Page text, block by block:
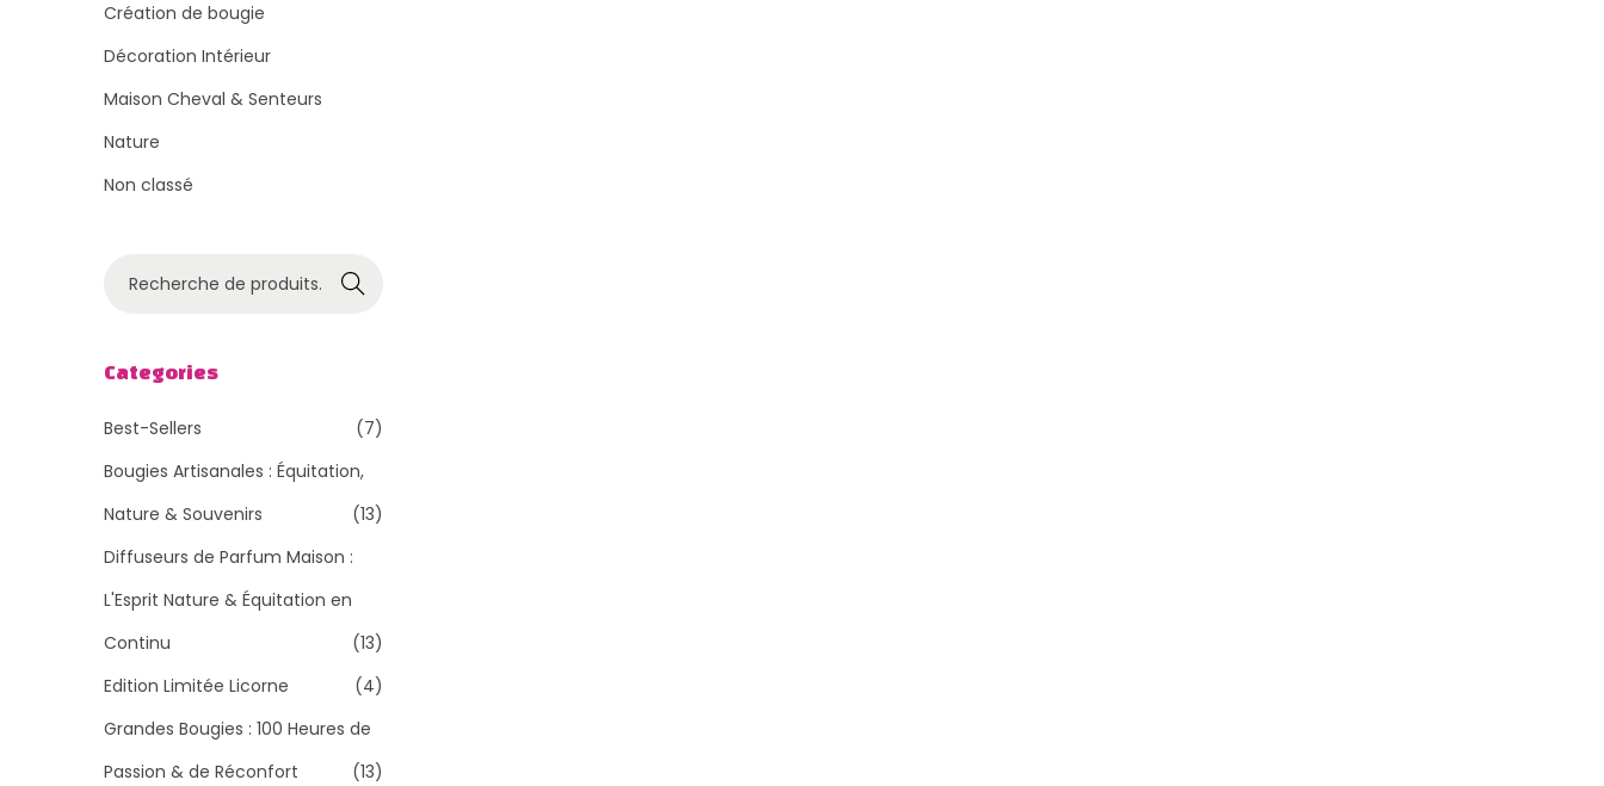
Création de bougie
Décoration Intérieur
Maison Cheval & Senteurs
Nature
Non classé
h
r
c
h
r
p
o
:
Recher
Categories
Best-Sellers
(7)
Bougies Artisanales : Équitation,
Nature & Souvenirs
(13)
Diffuseurs de Parfum Maison :
L'Esprit Nature & Équitation en
Continu
(13)
Edition Limitée Licorne
(4)
Grandes Bougies : 100 Heures de
Passion & de Réconfort
(13)